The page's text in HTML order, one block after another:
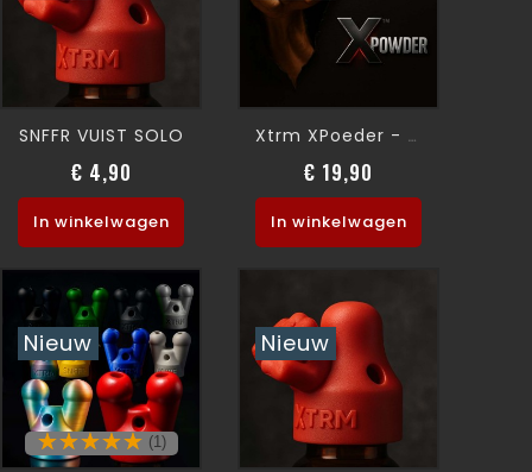
SNFFR VUIST SOLO
€ 4,90
Prijs
In winkelwagen
Xtrm XPoeder - FISTPOWDER-
€ 19,90
Prijs
In winkelwagen
Nieuw
(1)
Nieuw